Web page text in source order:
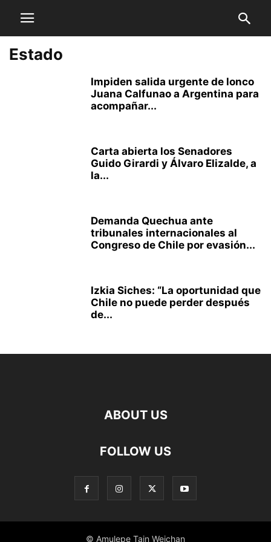
Estado
Impiden salida urgente de lonco
Juana Calfunao a Argentina para
acompañar...
Carta abierta los Senadores
Guido Girardi y Álvaro Elizalde, a
la...
Demanda Quechua ante
tribunales internacionales al
Congreso de Chile por evasión...
Izkia Siches: “La oportunidad que
Chile no puede perder después
de...
ABOUT US
FOLLOW US
© Amulepe Tain Weichan